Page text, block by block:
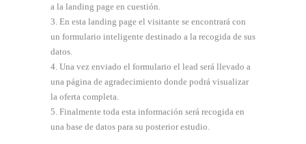
a la landing page en cuestión.
En esta landing page el visitante se encontrará con
un formulario inteligente destinado a la recogida de sus
datos.
Una vez enviado el formulario el lead será llevado a
una página de agradecimiento donde podrá visualizar
la oferta completa.
Finalmente toda esta información será recogida en
una base de datos para su posterior estudio.